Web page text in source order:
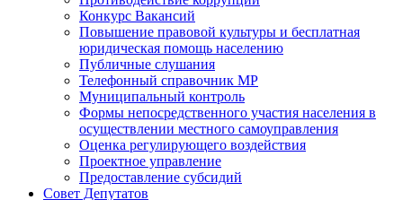
Конкурс Вакансий
Повышение правовой культуры и бесплатная
юридическая помощь населению
Публичные слушания
Телефонный справочник МР
Муниципальный контроль
Формы непосредственного участия населения в
осуществлении местного самоуправления
Оценка регулирующего воздействия
Проектное управление
Предоставление субсидий
Совет Депутатов